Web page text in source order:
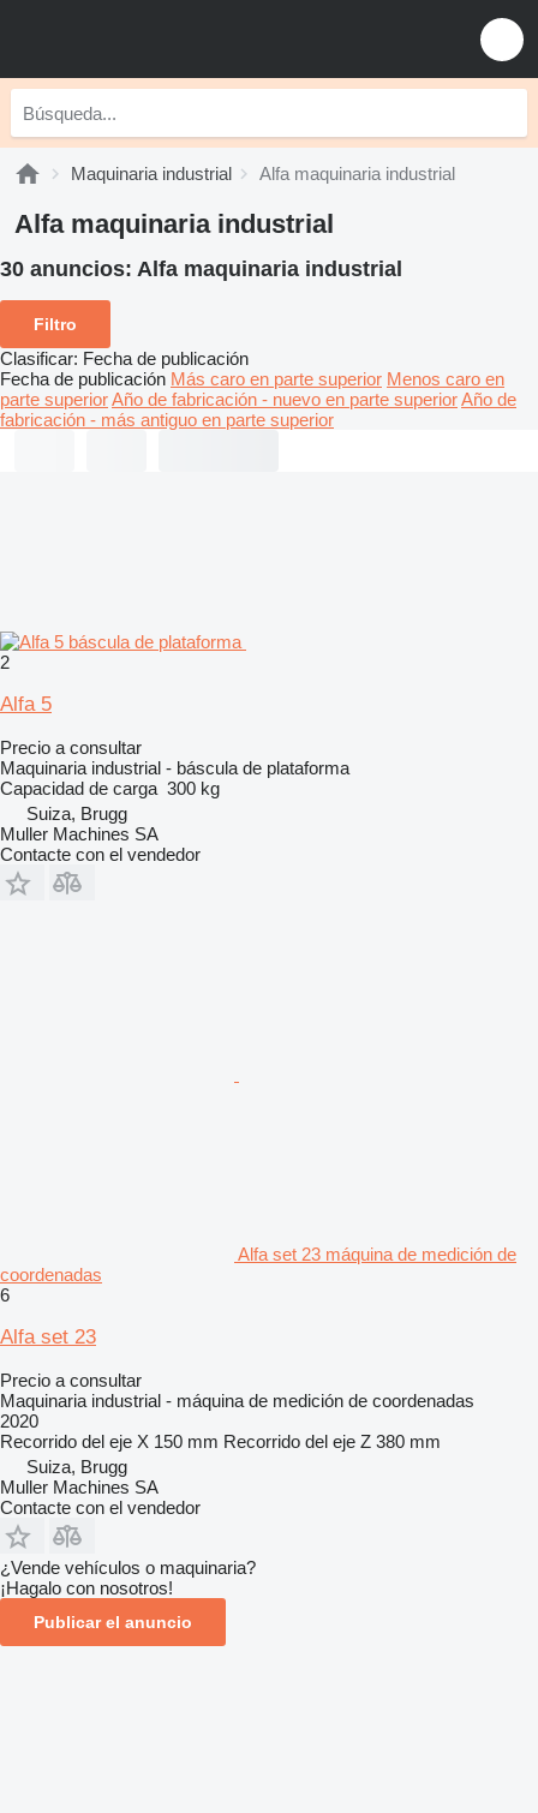
Maquinaria industrial Alfa maquinaria industrial
Alfa maquinaria industrial
30 anuncios: Alfa maquinaria industrial
Filtro
Clasificar: Fecha de publicación
Fecha de publicación Más caro en parte superior Menos caro en
parte superiorAño de fabricación - nuevo en parte superiorAño de
fabricación - más antiguo en parte superior
2
Alfa 5
Precio a consultar
Maquinaria industrial - báscula de plataforma
Capacidad de carga 300 kg
Suiza, Brugg
Muller Machines SA
Contacte con el vendedor
Alfa set 23 máquina de medición de
coordenadas
6
Alfa set 23
Precio a consultar
Maquinaria industrial - máquina de medición de coordenadas
2020
Recorrido del eje X 150 mm Recorrido del eje Z 380 mm
Suiza, Brugg
Muller Machines SA
Contacte con el vendedor
¿Vende vehículos o maquinaria?
¡Hagalo con nosotros!
Publicar el anuncio